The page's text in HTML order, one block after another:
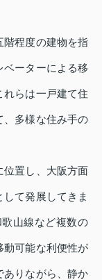
程度の建物を指
ーターによる移
らは一戸建て住
、多様な住み手の
位置し、大阪方面
て発展してきま
山線など複数の
動可能な利便性が
ありながら、静か